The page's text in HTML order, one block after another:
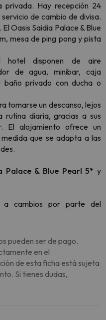
privada. Hay recepción 24
de cambio de divisa.
Oasis Saidia Palace & Blue
mesa de ping pong y pista
hotel disponen de aire
de agua, minibar, caja
privado con ducha o
tomarse un descanso, lejos
diaria, gracias a sus
El alojamiento ofrece un
que se adapta a las
Palace & Blue Pearl 5* y
a cambios por parte del
pueden ser de pago.
en el
de esta ficha está sujeta
Si tienes dudas,